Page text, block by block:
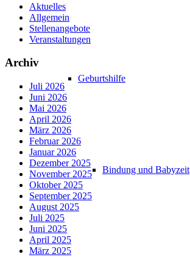
Geburtshilfe
Bindung und Babyzeit
Aktuelles
Allgemein
Stellenangebote
Veranstaltungen
Archiv
Juli 2026
Juni 2026
Mai 2026
April 2026
März 2026
Februar 2026
Januar 2026
Dezember 2025
November 2025
Oktober 2025
September 2025
August 2025
Juli 2025
Juni 2025
April 2025
März 2025